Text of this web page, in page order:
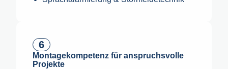
6
Montagekompetenz für anspruchsvolle
Projekte